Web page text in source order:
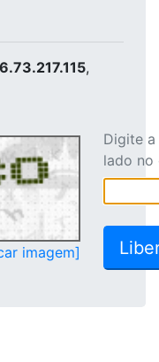
,
imagem]
Digite
lado no